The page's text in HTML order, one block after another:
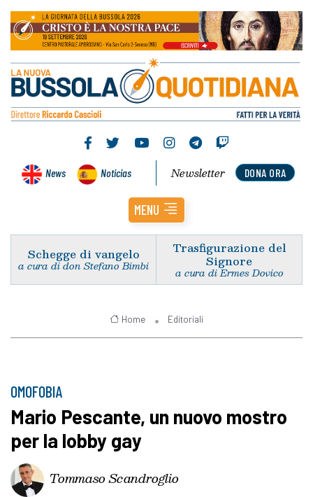
News Noticias DONA ORA
Newsletter
MENU
Schegge di vangelo
a cura di don Stefano Bimbi
Trasfigurazione del
Signore
a cura di Ermes Dovico
Home Editoriali
OMOFOBIA
Mario Pescante, un nuovo mostro
per la lobby gay
Tommaso Scandroglio